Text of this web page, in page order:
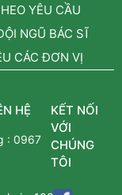
YÊU CẦU
NGŨ BÁC SĨ
CÁC ĐƠN VỊ
HỆ
:0967
KẾT NỐI
VỚI
CHÚNG
TÔI